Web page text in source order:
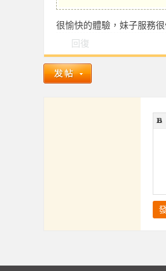
很愉快的體驗，妹子服務
回復